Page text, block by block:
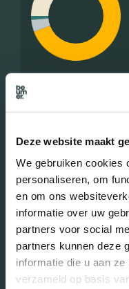
Deze website maakt
We gebruiken cookies
personaliseren, om
en om ons
informatie over uw
partners voor social
partners kunnen deze
informatie die u aan
verzameld op basis
Leeftijd in
Geslacht